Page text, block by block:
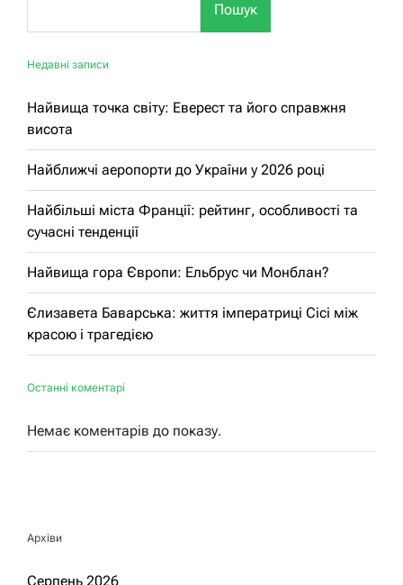
Пошук
Недавні записи
Найвища точка світу: Еверест та його справжня
висота
Найближчі аеропорти до України у 2026 році
Найбільші міста Франції: рейтинг, особливості та
сучасні тенденції
Найвища гора Європи: Ельбрус чи Монблан?
Єлизавета Баварська: життя імператриці Сісі між
красою і трагедією
Останні коментарі
Немає коментарів до показу.
Архіви
Серпень 2026